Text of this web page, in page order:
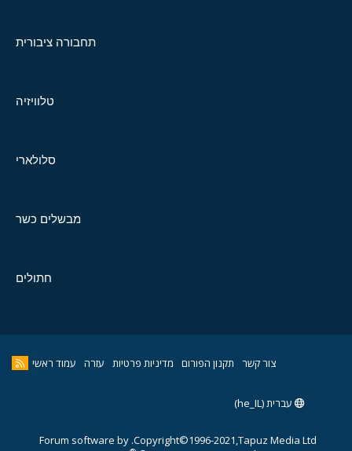
תחבורה ציבורית
טלוויזיה
סלולארי
מבשלים כשר
חתולים
צור קשר תקנון הפורום מדיניות פרטיות עזרה עמוד ראשי
עברית (he_IL)
Copyright©1996-2021,Tapuz Media Ltd.
Forum software by